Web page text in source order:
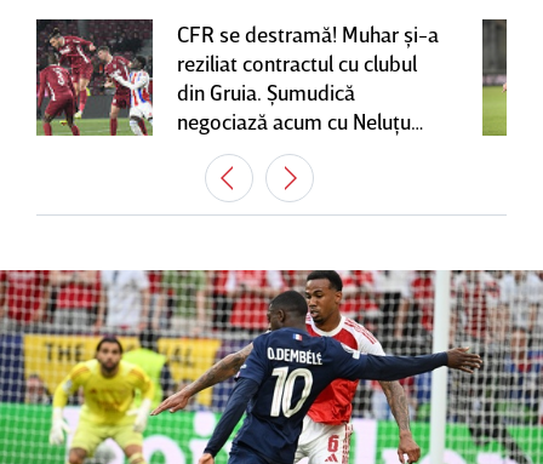
CFR se destramă! Muhar şi-a
reziliat contractul cu clubul
din Gruia. Şumudică
negociază acum cu Neluţu
Varga, care mai are o
variantă pentru banca tehnică
| EXCLUSIV